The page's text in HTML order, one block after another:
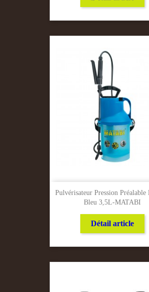
Pulvérisateur Pression Préalable
Bleu 3,5L-MATABI
Détail article